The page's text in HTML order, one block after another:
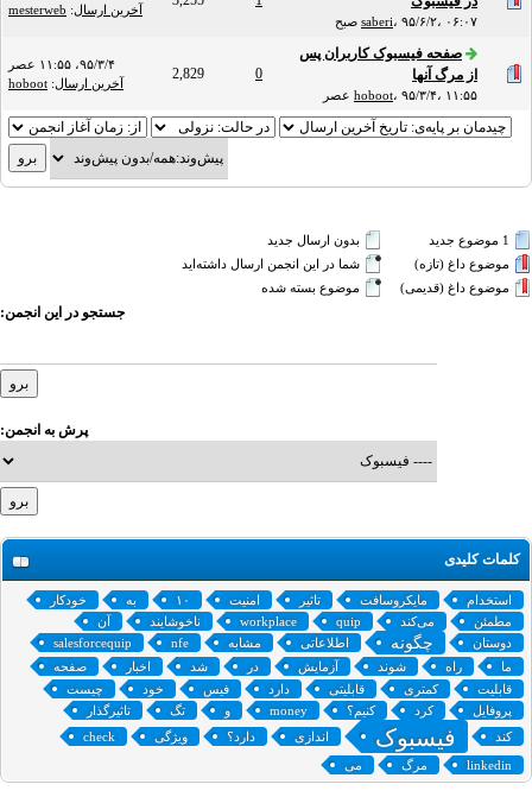
saberi، ۹۵/۶/۲، ۰۶:۰۷ صبح
آخرین ارسال:
mesterweb
صفحه فیسبوک کاربران پس
از مرگ آنها
hoboot، ۹۵/۳/۴، ۱۱:۵۵ عصر
0
2,829
۹۵/۳/۴، ۱۱:۵۵ عصر
آخرین ارسال:
hoboot
موضوع داغ (تازه‌)
موضوع داغ (قدیمی)
بدون ارسال جدید‌
شما در این انجمن ارسال داشته‌اید
موضوع بسته شده
جستجو در این انجمن:
پرش به انجمن:
کلمات کلیدی
استخدام مایکروسافت تاثیر امنیت ۱۰ به
خودکار
مطمئن
می‌کند quip
workplace ناخوشایند
آن
دوستان
چگونه اطلاعاتی مشابه nfe
salesforcequip
ما
راه شوند آزمایش در شد اخبار
صفحه
قابلیت
کمتری قابلیتی دارد فیس خود
چیست
پروفایل
کرد کنیم؟ money و تگ
تاثیرگذار
کند
فیسبوک اندازی دارد؟ ویژگی check
linkedin مرگ می